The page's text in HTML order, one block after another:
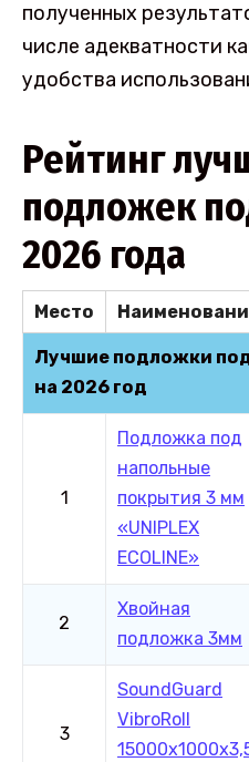
полученных
числе адекватности
удобства
Рейтинг
подложек
2026 года
Место
Лучшие подложки
на 2026 год
1
Подложка под
напольные
покрытия 3 мм
«UNIPLEX
ECOLINE»
2
Хвойная
подложка 3мм
3
SoundGuard
VibroRoll